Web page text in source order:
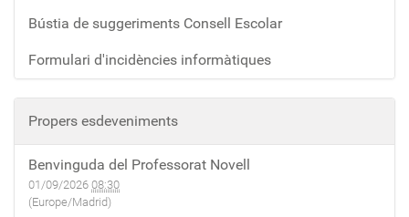
Bústia de suggeriments Consell Escolar
Formulari d'incidències informàtiques
Propers esdeveniments
Benvinguda del Professorat Novell
01/09/2026 08:30
(Europe/Madrid)